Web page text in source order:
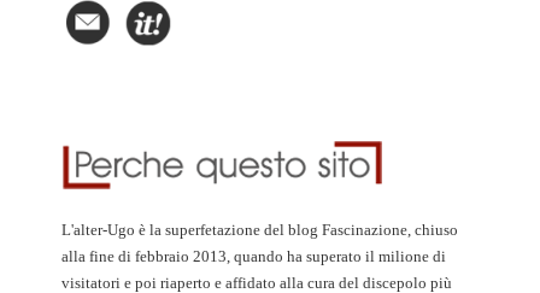
L'alter-Ugo è la superfetazione del blog Fascinazione, chiuso
alla fine di febbraio 2013, quando ha superato il milione di
visitatori e poi riaperto e affidato alla cura del discepolo più